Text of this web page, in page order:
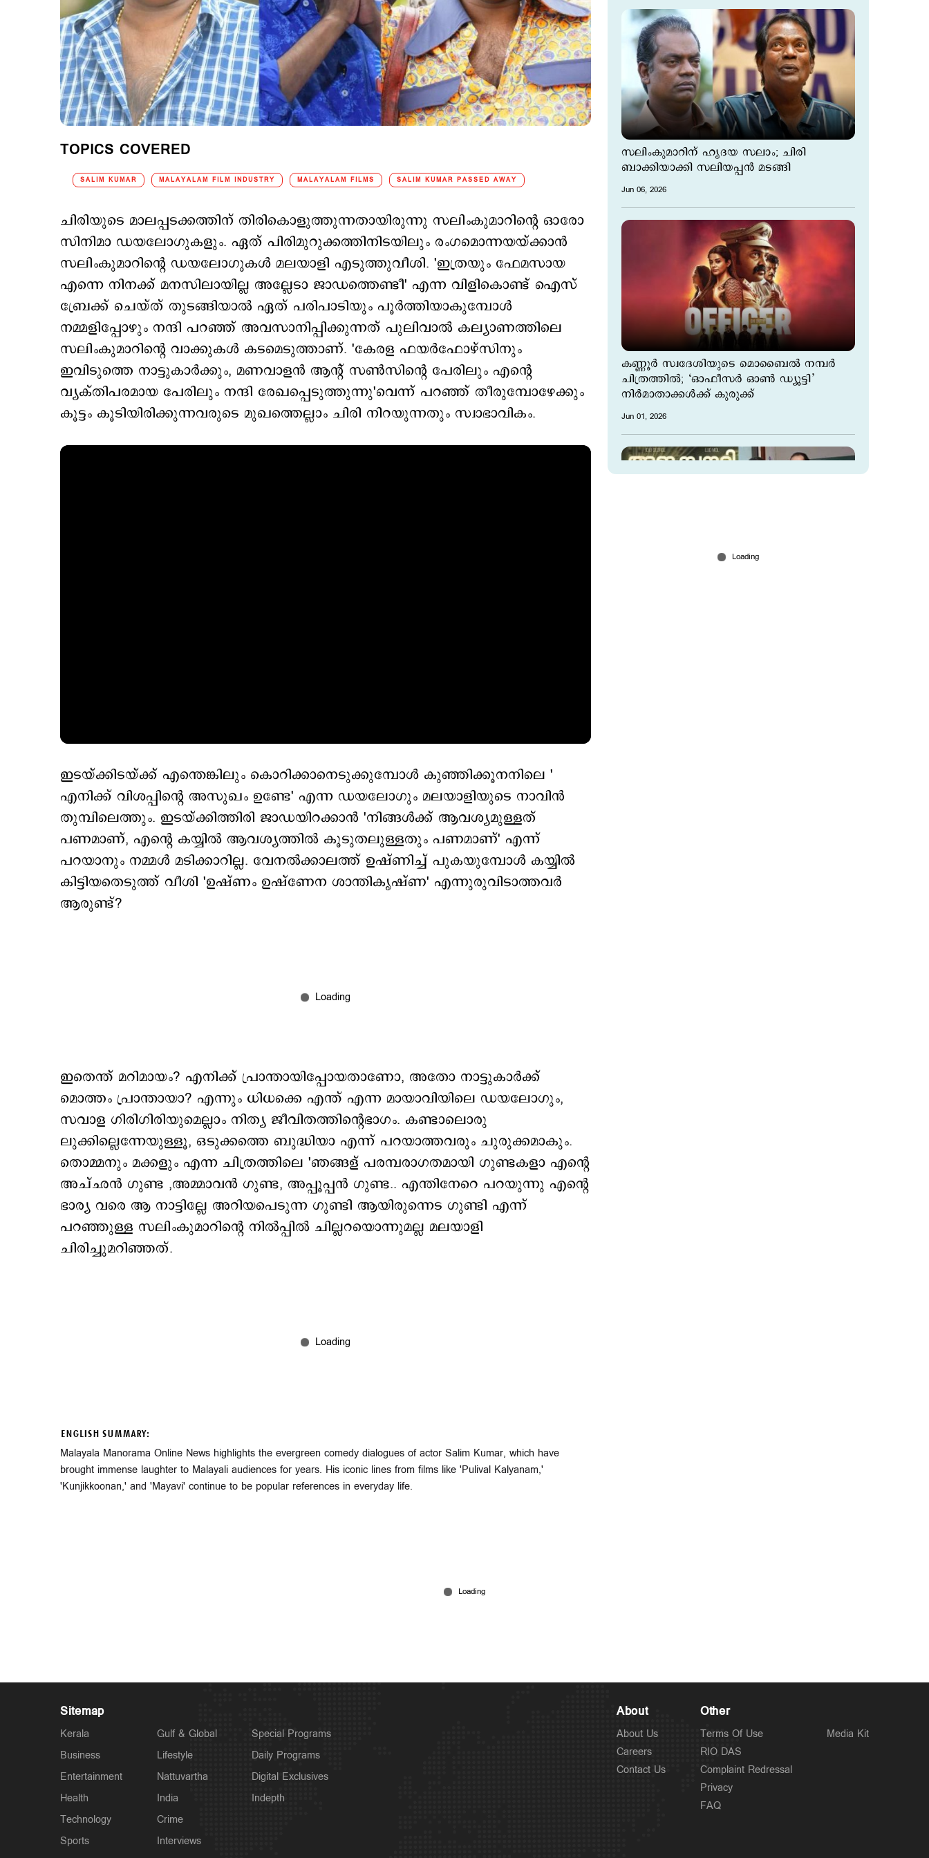
TOPICS COVERED
SALIM KUMAR MALAYALAM FILM INDUSTRY MALAYALAM FILMS SALIM KUMAR PASSED AWAY
ചിരിയുടെ മാലപ്പടക്കത്തിന് തിരികൊളുത്തുന്നതായിരുന്നു സലിംകുമാറിന്‍റെ ഓരോ
സിനിമാ ഡയലോഗുകളും. ഏത് പിരിമുറുക്കത്തിനിടയിലും രംഗമൊന്നയയ്ക്കാന്‍
സലിംകുമാറിന്‍റെ ഡയലോഗുകള്‍ മലയാളി എടുത്തുവീശി. 'ഇത്രയും ഫേമസായ
എന്നെ നിനക്ക് മനസിലായില്ല അല്ലേടാ ജാഡത്തെണ്ടീ' എന്ന വിളികൊണ്ട് ഐസ്
ബ്രേക്ക് ചെയ്ത് തുടങ്ങിയാല്‍ ഏത് പരിപാടിയും പൂര്‍ത്തിയാകുമ്പോള്‍
നമ്മളിപ്പോഴും നന്ദി പറഞ്ഞ് അവസാനിപ്പിക്കുന്നത് പുലിവാല്‍ കല്യാണത്തിലെ
സലിംകുമാറിന്‍റെ വാക്കുകള്‍ കടമെടുത്താണ്. 'കേരള ഫയര്‍ഫോഴ്സിനും
ഇവിടുത്തെ നാട്ടുകാര്‍ക്കും, മണവാളന്‍ ആന്‍റ് സണ്‍സിന്‍റെ പേരിലും എന്‍റെ
വ്യക്തിപരമായ പേരിലും നന്ദി രേഖപ്പെടുത്തുന്നു'വെന്ന് പറഞ്ഞ് തീരുമ്പോഴേക്കും
കൂട്ടം കൂടിയിരിക്കുന്നവരുടെ മുഖത്തെല്ലാം ചിരി നിറയുന്നതും സ്വാഭാവികം.
ഇടയ്ക്കിടയ്ക്ക് എന്തെങ്കിലും കൊറിക്കാനെടുക്കുമ്പോള്‍ കുഞ്ഞിക്കൂനനിലെ '
എനിക്ക് വിശപ്പിന്‍റെ അസുഖം ഉണ്ടേ' എന്ന ഡയലോഗും മലയാളിയുടെ നാവിന്‍
തുമ്പിലെത്തും. ഇടയ്ക്കിത്തിരി ജാഡയിറക്കാന്‍ 'നിങ്ങള്‍ക്ക് ആവശ്യമുള്ളത്
പണമാണ്, എന്‍റെ കയ്യില്‍ ആവശ്യത്തില്‍ കൂടുതലുള്ളതും പണമാണ്' എന്ന്
പറയാനും നമ്മള്‍ മടിക്കാറില്ല. വേനല്‍ക്കാലത്ത് ഉഷ്ണിച്ച് പുകയുമ്പോള്‍ കയ്യില്‍
കിട്ടിയതെടുത്ത് വീശി 'ഉഷ്ണം ഉഷ്ണേന ശാന്തികൃഷ്ണ' എന്നുരുവിടാത്തവര്‍
ആരുണ്ട്?
ഇതെന്ത് മറിമായം? എനിക്ക് പ്രാന്തായിപ്പോയതാണോ, അതോ നാട്ടുകാർക്ക്
മൊത്തം പ്രാന്തായാ? എന്നും ധിധക്കെ എന്ത് എന്ന മായാവിയിലെ ഡയലോഗും,
സവാള ഗിരിഗിരിയുമെല്ലാം നിത്യ ജീവിതത്തിന്‍റെഭാഗം. കണ്ടാലൊരു
ലുക്കില്ലെന്നേയുള്ളൂ, ഒടുക്കത്തെ ബുദ്ധിയാ എന്ന് പറയാത്തവരും ചുരുക്കമാകും.
തൊമ്മനും മക്കളും എന്ന ചിത്രത്തിലെ 'ഞങ്ങള് പരമ്പരാഗതമായി ഗുണ്ടകളാ എന്റെ
അച്ഛന്‍ ഗുണ്ട ,അമ്മാവന്‍ ഗുണ്ട, അപ്പൂപ്പന്‍ ഗുണ്ട.. എന്തിനേറെ പറയുന്നു എന്റെ
ഭാര്യ വരെ ആ നാട്ടില്ലേ അറിയപെടുന്ന ഗുണ്ടി ആയിരുന്നെട ഗുണ്ടി എന്ന്
പറഞ്ഞുള്ള സലിംകുമാറിന്‍റെ നില്‍പ്പില്‍ ചില്ലറയൊന്നുമല്ല മലയാളി
ചിരിച്ചുമറിഞ്ഞത്.
ENGLISH SUMMARY:
Malayala Manorama Online News highlights the evergreen comedy dialogues of actor Salim Kumar, which have
brought immense laughter to Malayali audiences for years. His iconic lines from films like 'Pulival Kalyanam,'
'Kunjikkoonan,' and 'Mayavi' continue to be popular references in everyday life.
സലിംകുമാറിന് ഹൃദയ സലാം; ചിരി
ബാക്കിയാക്കി സലിയപ്പന്‍ മടങ്ങി
Jun 06, 2026
കണ്ണൂര്‍ സ്വദേശിയുടെ മൊബൈല്‍ നമ്പര്‍
ചിത്രത്തില്‍; ‘ഓഫീസര്‍ ഓണ്‍ ഡ്യൂട്ടി’
നിര്‍മാതാക്കള്‍ക്ക് കുരുക്ക്
Jun 01, 2026
Sitemap
Kerala
Business
Entertainment
Health
Technology
Sports
Gulf & Global
Lifestyle
Nattuvartha
India
Crime
Interviews
Special Programs
Daily Programs
Digital Exclusives
Indepth
About
About Us
Careers
Contact Us
Other
Terms Of Use
RIO DAS
Complaint Redressal
Privacy
FAQ
Media Kit